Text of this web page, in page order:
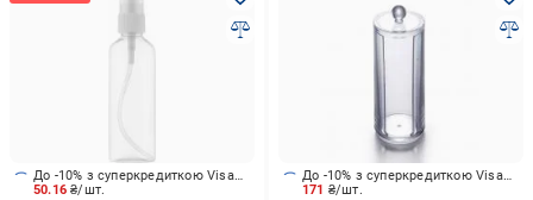
50.16₴/шт.
До -10% з суперкредиткою Visa Вигода
171 ₴/шт.
До -10% з суперкредиткою Visa Вигода